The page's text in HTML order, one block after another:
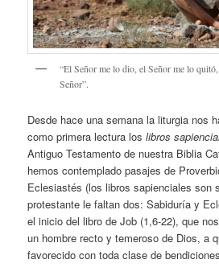
“El Señor me lo dio, el Señor me lo
Señor”.
Desde hace una semana la liturgia nos
como primera lectura loslibros
Antiguo Testamento de nuestra Biblia
hemos contemplado pasajes de
Eclesiastés (los libros sapienciales son
protestante le faltan dos: Sabiduría y
el inicio del libro de Job (1,6-22), que
un hombre recto y temeroso de Dios, a
favorecido con toda clase de